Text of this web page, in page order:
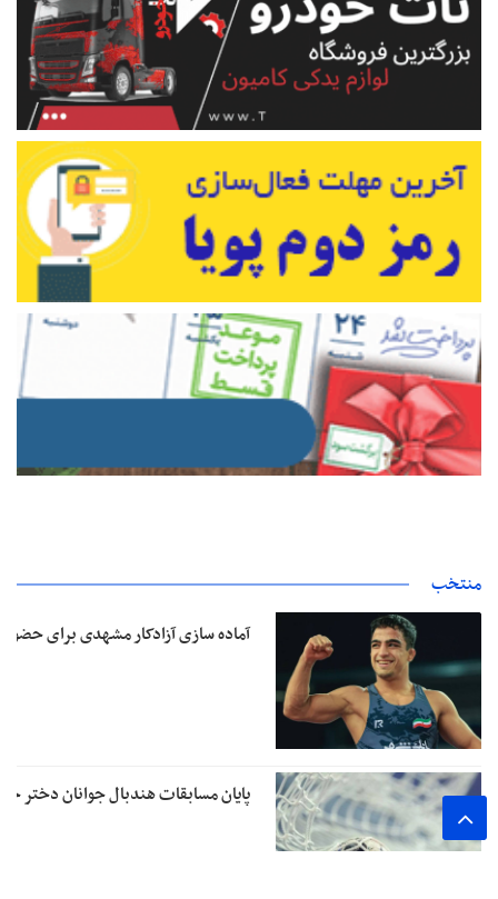
منتخب
آماده‌ سازی آزادکار مشهدی برای
پایان مسابقات هندبال جوانان دختر